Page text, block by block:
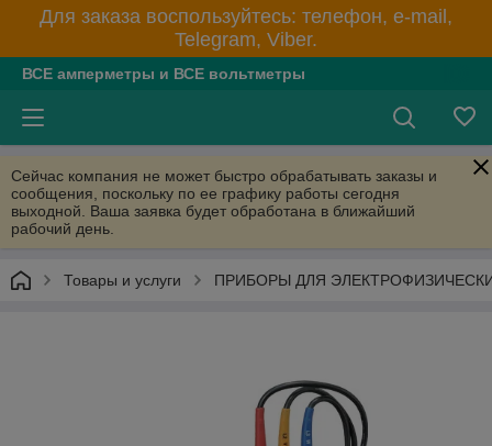
Для заказа воспользуйтесь: телефон, e-mail,
Telegram, Viber.
ВСЕ амперметры и ВСЕ вольтметры
Сейчас компания не может быстро обрабатывать заказы и
сообщения, поскольку по ее графику работы сегодня
выходной. Ваша заявка будет обработана в ближайший
рабочий день.
Товары и услуги ПРИБОРЫ ДЛЯ